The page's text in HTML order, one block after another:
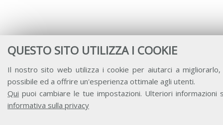
QUESTO SITO UTILIZZA I COOKIE
Il nostro sito web utilizza i cookie per aiutarci a
possibile ed a offrire un'esperienza ottimale agli utenti.
Qui puoi cambiare le tue impostazioni. Ulteriori informazioni
informativa sulla privacy